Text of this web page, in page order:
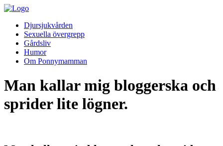
Djursjukvården
Sexuella övergrepp
Gårdsliv
Humor
Om Ponnymamman
Man kallar mig bloggerska och
sprider lite lögner.